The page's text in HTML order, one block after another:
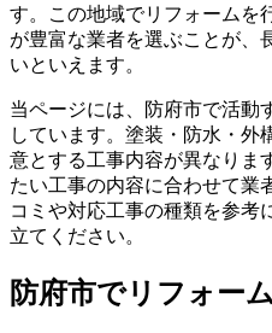
す。この地域でリフォームを
が豊富な業者を選ぶことが、
いといえます。
当ページには、防府市で活動
しています。塗装・防水・外
意とする工事内容が異なりま
たい工事の内容に合わせて業
コミや対応工事の種類を参考
立てください。
防府市でリフォー